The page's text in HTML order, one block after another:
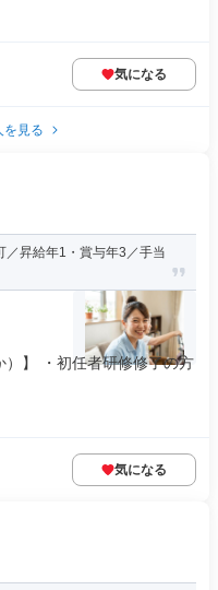
気になる
を見る
／昇給年1・賞与年3／手当
】 ・初任者研修修了の方
気になる